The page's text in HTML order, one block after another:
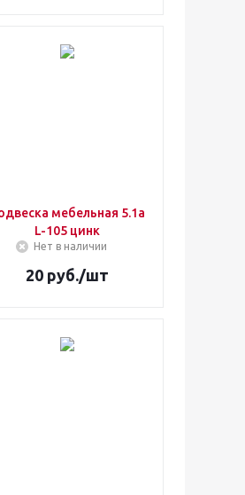
мебельная 5.1а
L-105 цинк
Нет в наличии
20руб./шт